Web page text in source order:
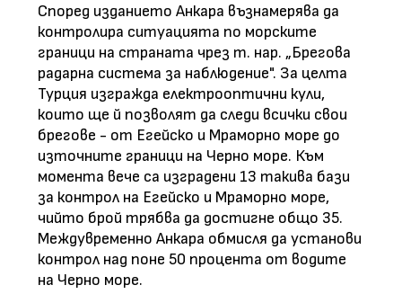
Според изданието Анкара възнамерява да
контролира ситуацията по морските
граници на страната чрез т. нар. „Брегова
радарна система за наблюдение". За целта
Турция изгражда електрооптични кули,
които ще й позволят да следи всички свои
брегове - от Егейско и Мраморно море до
източните граници на Черно море. Към
момента вече са изградени 13 такива бази
за контрол на Егейско и Мраморно море,
чийто брой трябва да достигне общо 35.
Междувременно Анкара обмисля да установи
контрол над поне 50 процента от водите
на Черно море.